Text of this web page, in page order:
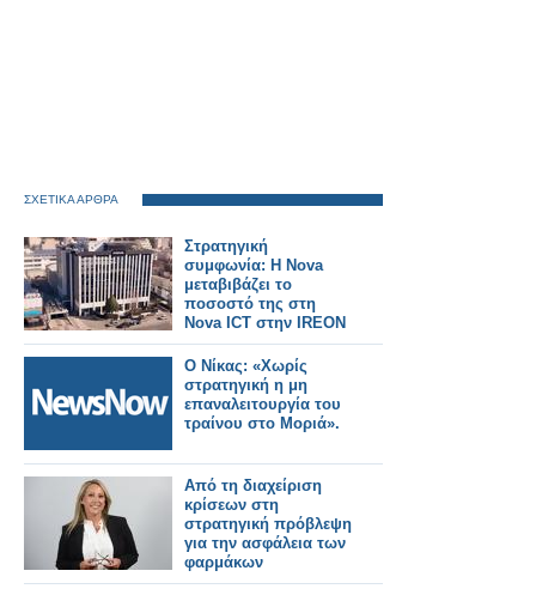
ΣΧΕΤΙΚΑ ΑΡΘΡΑ
Στρατηγική
συμφωνία: Η Nova
μεταβιβάζει το
ποσοστό της στη
Nova ICT στην IREON
Technologies
Ο Νίκας: «Χωρίς
στρατηγική η μη
επαναλειτουργία του
τραίνου στο Μοριά».
Από τη διαχείριση
κρίσεων στη
στρατηγική πρόβλεψη
για την ασφάλεια των
φαρμάκων